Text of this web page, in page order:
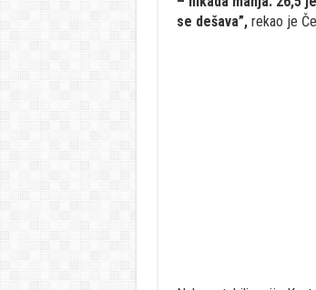
se dešava”,rekao je